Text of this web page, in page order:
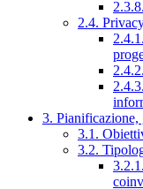
2.4.
3. Pianificazione,
3.1.
3.2.